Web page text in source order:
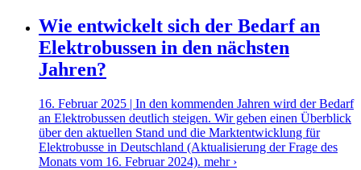
Wie entwickelt sich der Bedarf an
Elektrobussen in den nächsten
Jahren?
16. Februar 2025 | In den kommenden Jahren wird der Bedarf
an Elektrobussen deutlich steigen. Wir geben einen Überblick
über den aktuellen Stand und die Marktentwicklung für
Elektrobusse in Deutschland (Aktualisierung der Frage des
Monats vom 16. Februar 2024). mehr ›